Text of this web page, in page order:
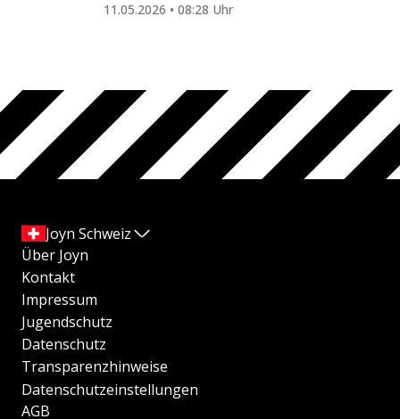
11.05.2026 • 08:28 Uhr
Joyn Schweiz
Über Joyn
Kontakt
Impressum
Jugendschutz
Datenschutz
Transparenzhinweise
Datenschutzeinstellungen
AGB